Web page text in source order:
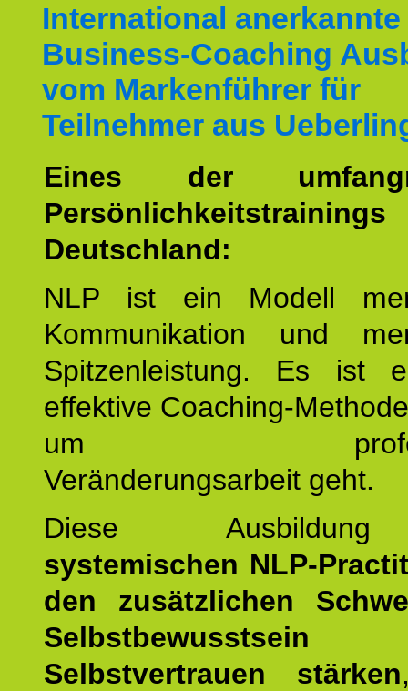
International anerkannte
Business-Coaching
vom Markenführer für
Teilnehmer aus
Eines der
Deutschland:
NLP ist ein Modell
Kommunikation und
Spitzenleistung. Es ist
effektive Coaching-
um
Veränderungsarbeit geht.
Diese
systemischen NLP-
den zusätzlichen
Selbstvertrauen stärken